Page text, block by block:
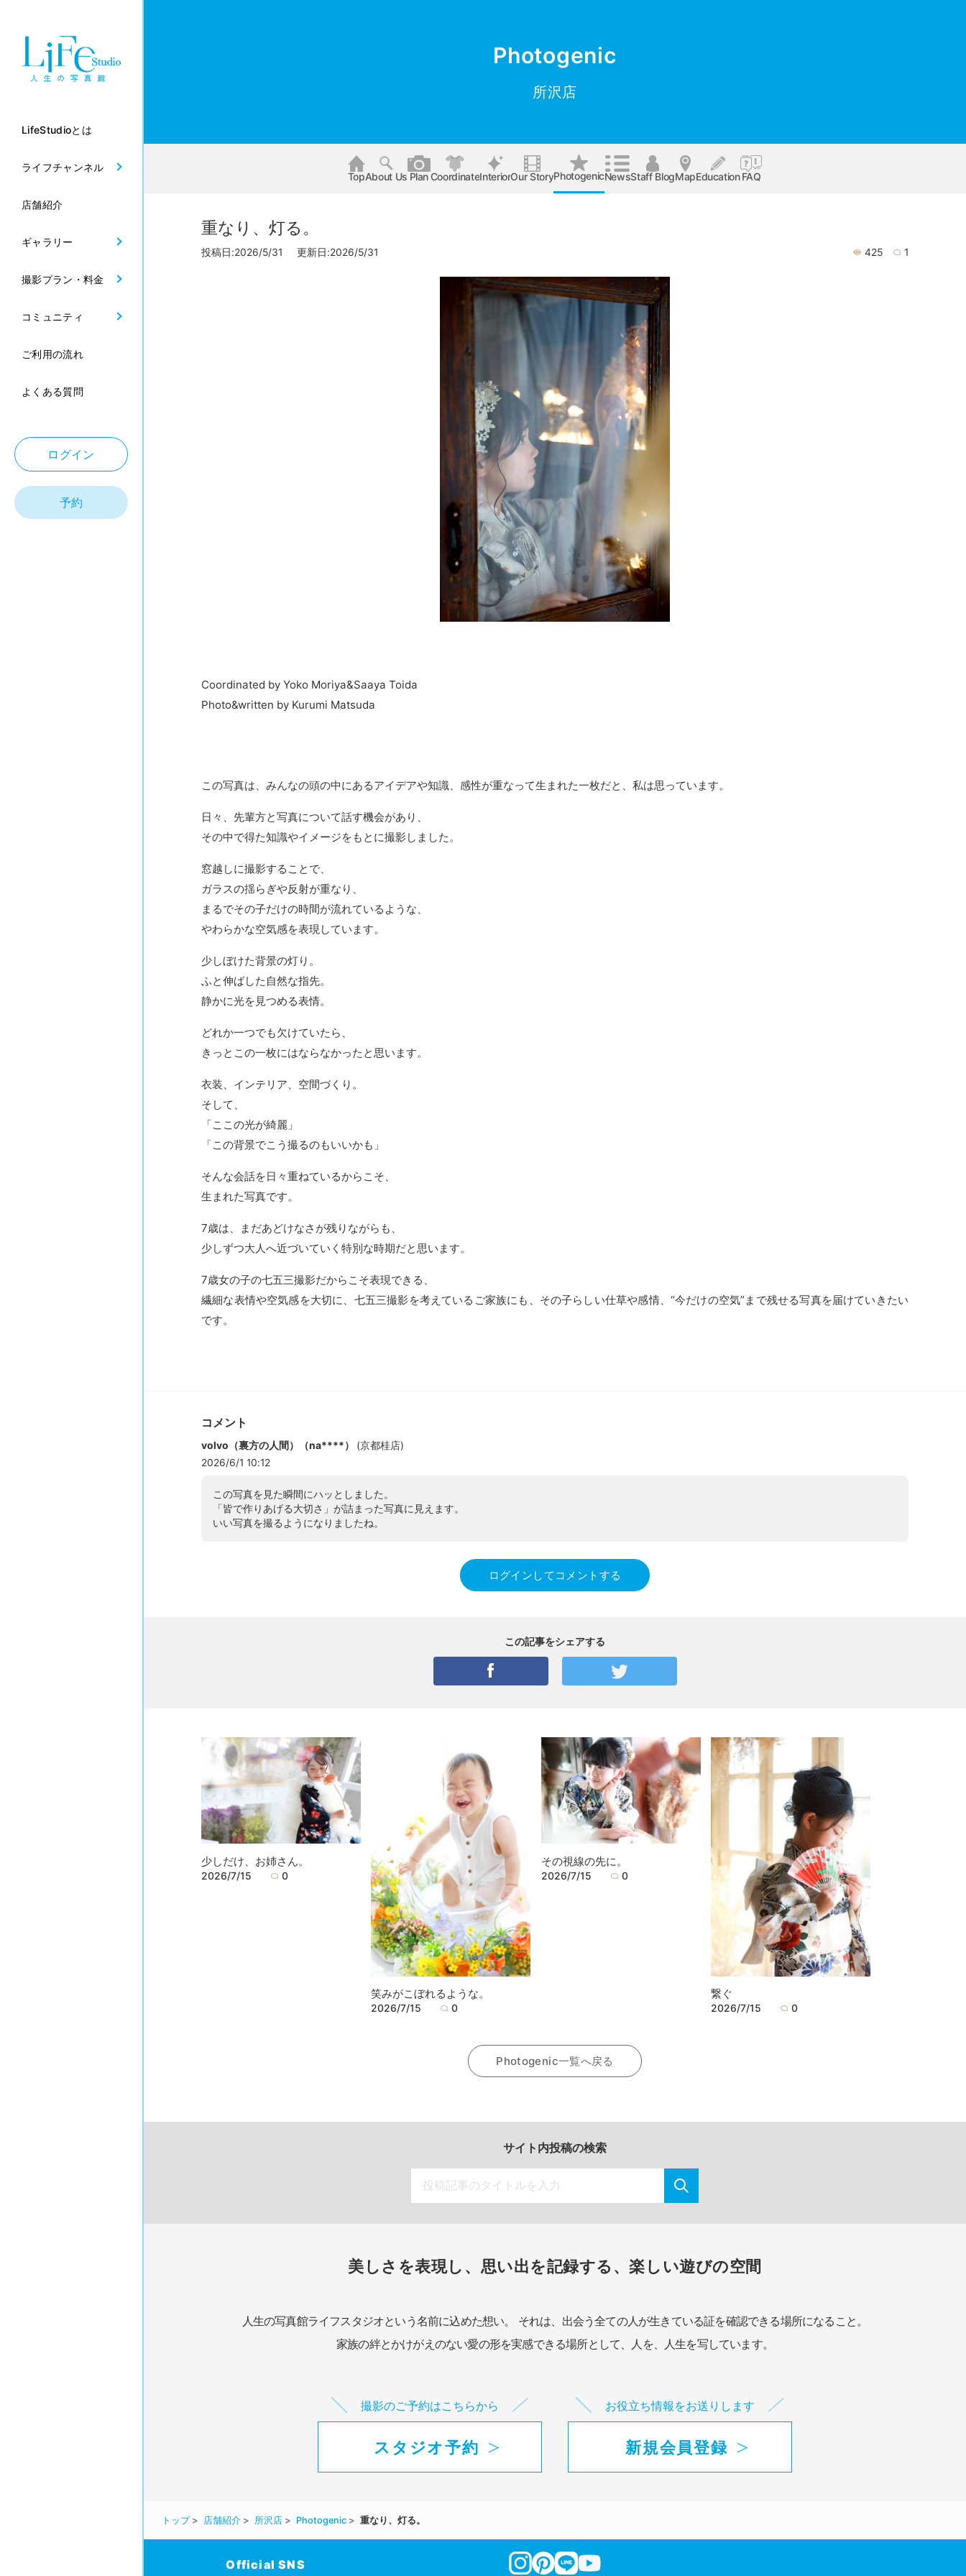
LifeStudioとは
ライフチャンネル
店舗紹介
ギャラリー
撮影プラン・料金
コミュニティ
ご利用の流れ
よくある質問
ログイン
予約
Photogenic
所沢店
TopAbout Us PlanCoordinateInteriorOur StoryPhotogenicNewsStaff BlogMapEducationFAQ
重なり、灯る。
投稿日:2026/5/31 更新日:2026/5/31 425 1
Coordinated by Yoko Moriya&Saaya Toida
Photo&written by Kurumi Matsuda
この写真は、みんなの頭の中にあるアイデアや知識、感性が重なって生まれた一枚だと、私は思っています。
日々、先輩方と写真について話す機会があり、
その中で得た知識やイメージをもとに撮影しました。
窓越しに撮影することで、
ガラスの揺らぎや反射が重なり、
まるでその子だけの時間が流れているような、
やわらかな空気感を表現しています。
少しぼけた背景の灯り。
ふと伸ばした自然な指先。
静かに光を見つめる表情。
どれか一つでも欠けていたら、
きっとこの一枚にはならなかったと思います。
衣装、インテリア、空間づくり。
そして、
「ここの光が綺麗」
「この背景でこう撮るのもいいかも」
そんな会話を日々重ねているからこそ、
生まれた写真です。
7歳は、まだあどけなさが残りながらも、
少しずつ大人へ近づいていく特別な時期だと思います。
7歳女の子の七五三撮影だからこそ表現できる、
繊細な表情や空気感を大切に、七五三撮影を考えているご家族にも、その子らしい仕草や感情、“今だけの空気”まで残せる写真を届けていきたい
です。
コメント
volvo（裏方の人間）（na****） (京都桂店)
2026/6/1 10:12
この写真を見た瞬間にハッとしました。
「皆で作りあげる大切さ」が詰まった写真に見えます。
いい写真を撮るようになりましたね。
ログインしてコメントする
この記事をシェアする
少しだけ、お姉さん。
2026/7/15 0
笑みがこぼれるような。
2026/7/15 0
その視線の先に。
2026/7/15 0
繋ぐ
2026/7/15 0
Photogenic一覧へ戻る
サイト内投稿の検索
美しさを表現し、思い出を記録する、楽しい遊びの空間
人生の写真館ライフスタジオという名前に込めた想い。
それは、出会う全ての人が生きている証を確認できる場所になること。
家族の絆とかけがえのない愛の形を実感できる場所として、 人を、人生を写しています。
撮影のご予約はこちらから
スタジオ予約
お役立ち情報をお送りします
新規会員登録
トップ 店舗紹介 所沢店 Photogenic 重なり、灯る。
Official SNS